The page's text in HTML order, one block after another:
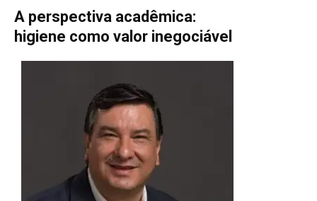
A perspectiva acadêmica:
higiene como valor inegociável